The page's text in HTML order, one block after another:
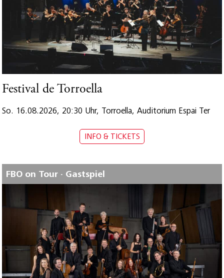
Festival de Torroella
So. 16.08.2026, 20:30 Uhr, Torroella, Auditorium Espai Ter
INFO & TICKETS
FBO on Tour · Gastspiel